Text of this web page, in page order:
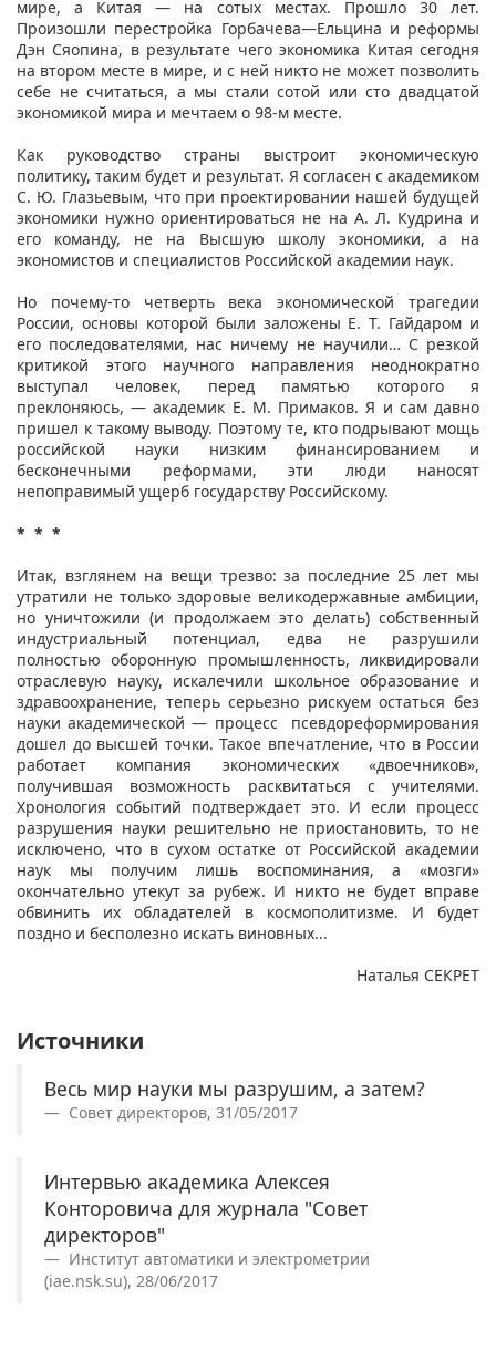
мире, а Китая — на сотых местах. Прошло 30 лет.
Произошли перестройка Горбачева—Ельцина и реформы
Дэн Сяопина, в результате чего экономика Китая сегодня
на втором месте в мире, и с ней никто не может позволить
себе не считаться, а мы стали сотой или сто двадцатой
экономикой мира и мечтаем о 98-м месте.
Как руководство страны выстроит экономическую
политику, таким будет и результат. Я согласен с академиком
С. Ю. Глазьевым, что при проектировании нашей будущей
экономики нужно ориентироваться не на А. Л. Кудрина и
его команду, не на Высшую школу экономики, а на
экономистов и специалистов Российской академии наук.
Но почему-то четверть века экономической трагедии
России, основы которой были заложены Е. Т. Гайдаром и
его последователями, нас ничему не научили… С резкой
критикой этого научного направления неоднократно
выступал человек, перед памятью которого я
преклоняюсь, — академик Е. М. Примаков. Я и сам давно
пришел к такому выводу. Поэтому те, кто подрывают мощь
российской науки низким финансированием и
бесконечными реформами, эти люди наносят
непоправимый ущерб государству Российскому.
* * *
Итак, взглянем на вещи трезво: за последние 25 лет мы
утратили не только здоровые великодержавные амбиции,
но уничтожили (и продолжаем это делать) собственный
индустриальный потенциал, едва не разрушили
полностью оборонную промышленность, ликвидировали
отраслевую науку, искалечили школьное образование и
здравоохранение, теперь серьезно рискуем остаться без
науки академической — процесс псевдореформирования
дошел до высшей точки. Такое впечатление, что в России
работает компания экономических «двоечников»,
получившая возможность расквитаться с учителями.
Хронология событий подтверждает это. И если процесс
разрушения науки решительно не приостановить, то не
исключено, что в сухом остатке от Российской академии
наук мы получим лишь воспоминания, а «мозги»
окончательно утекут за рубеж. И никто не будет вправе
обвинить их обладателей в космополитизме. И будет
поздно и бесполезно искать виновных...
Наталья СЕКРЕТ
Источники
Весь мир науки мы разрушим, а затем?
Совет директоров, 31/05/2017
Интервью академика Алексея
Конторовича для журнала "Совет
директоров"
Институт автоматики и электрометрии
(iae.nsk.su), 28/06/2017